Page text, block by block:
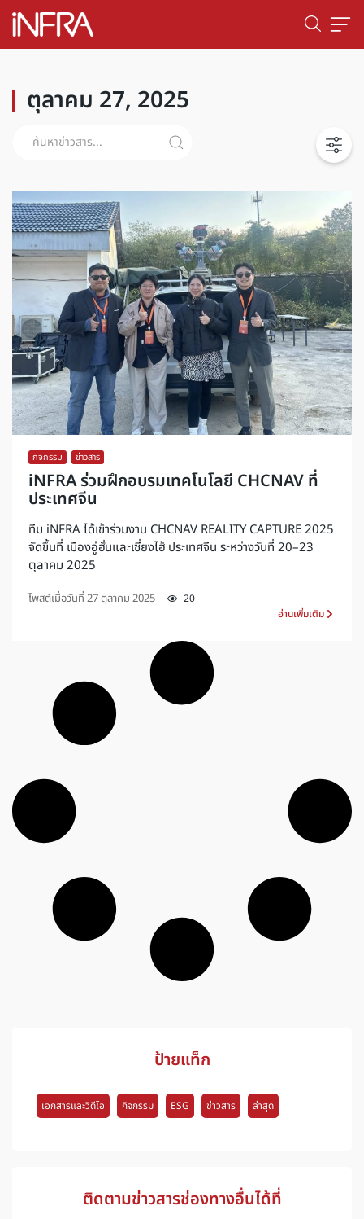
ตุลาคม 27, 2025
กิจกรรม ข่าวสาร
iNFRA ร่วมฝึกอบรมเทคโนโลยี CHCNAV ที่
ประเทศจีน
ทีม iNFRA ได้เข้าร่วมงาน CHCNAV REALITY CAPTURE 2025
จัดขึ้นที่ เมืองอู่ฮั่นและเซี่ยงไฮ้ ประเทศจีน ระหว่างวันที่ 20–23
ตุลาคม 2025
โพสต์เมื่อวันที่ 27 ตุลาคม 2025
20
อ่านเพิ่มเติม
ป้ายแท็ก
เอกสารและวิดีโอ กิจกรรม ESG ข่าวสาร ล่าสุด
ติดตามข่าวสารช่องทางอื่นได้ที่